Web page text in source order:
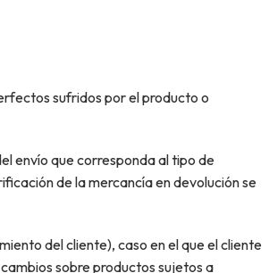
sufridos por el producto o
envío que corresponda al tipo de
de la mercancía en devolución se
del cliente), caso en el que el cliente
sobre productos sujetos a